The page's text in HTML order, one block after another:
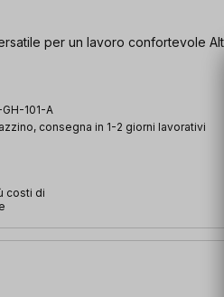
per un lavoro confortevole
101-A
consegna in 1-2 giorni lavorativi
costi di